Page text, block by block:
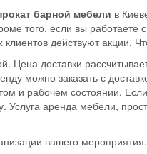
барной мебели в
того, если вы
действуют акции.
Цена доставки
можно заказать с
и рабочем состоянии.
аренда мебели,
вашего мероприятия.